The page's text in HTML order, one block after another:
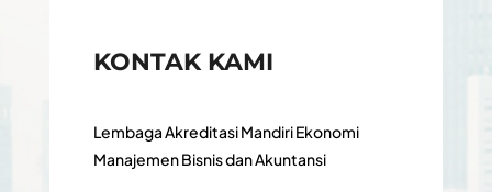
KONTAK KAMI
Lembaga Akreditasi Mandiri Ekonomi
Manajemen Bisnis dan Akuntansi